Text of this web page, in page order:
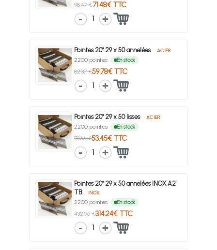
98.47 €71.48€ TTC
1
Pointes 20° 29 x 50 annelées ACIER
2200 pointes En stock
82.37 €59.78€ TTC
1
Pointes 20° 29 x 50 lisses ACIER
2200 pointes En stock
73.66 €53.45€ TTC
1
Pointes 20° 29 x 50 annelées INOX A2
TB
INOX
2200 pointes En stock
432.96 €314.24€ TTC
1